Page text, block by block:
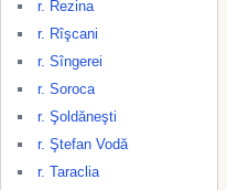
r. Rezina
r. Rîşcani
r. Sîngerei
r. Soroca
r. Şoldăneşti
r. Ştefan Vodă
r. Taraclia